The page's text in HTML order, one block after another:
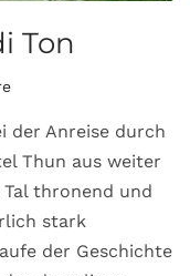
Ton
der Anreise durch
Thun aus weiter
thronend und
stark
der Geschichte